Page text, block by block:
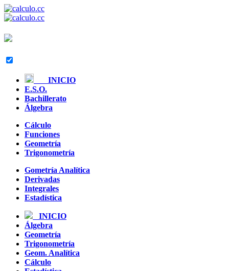
INICIO
E.S.O.
Bachillerato
Álgebra
Cálculo
Funciones
Geometría
Trigonometría
Gometría Analítica
Derivadas
Integrales
Estadística
INICIO
Álgebra
Geometría
Trigonometría
Geom. Analítica
Cálculo